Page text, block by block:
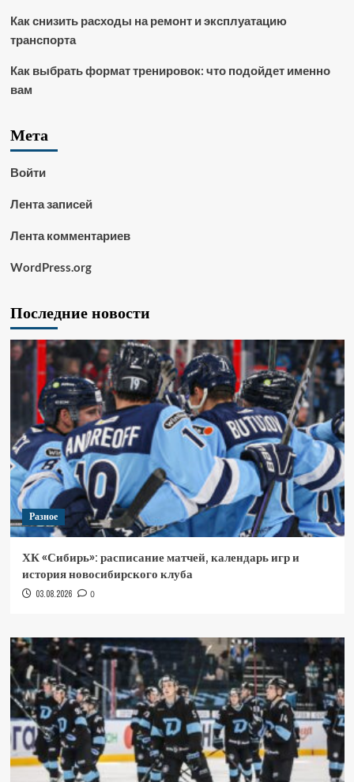
Как снизить расходы на ремонт и эксплуатацию
транспорта
Как выбрать формат тренировок: что подойдет именно
вам
Мета
Войти
Лента записей
Лента комментариев
WordPress.org
Последние новости
Разное
ХК «Сибирь»: расписание матчей, календарь игр и
история новосибирского клуба
03.08.2026 0